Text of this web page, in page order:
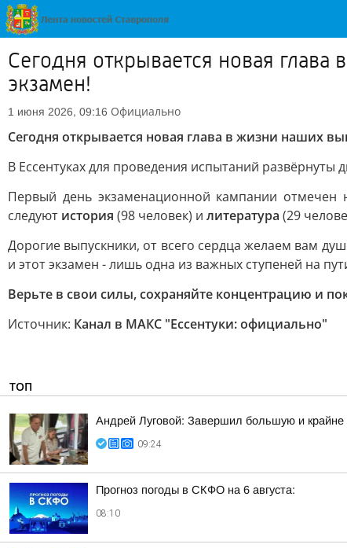
Сегодня открывается новая
экзамен!
1 июня 2026, 09:16 Официально
Сегодня открывается новая глава в жизни наших
В Ессентуках для проведения испытаний
Первый день экзаменационной кампании
следуют история (98 человек) и литература (29
Дорогие выпускники, от всего сердца желаем вам
и этот экзамен - лишь одна из важных ступеней на
Верьте в свои силы, сохраняйте концентрацию и
Источник: Канал в МАКС "Ессентуки: официально"
ТОП
Андрей Луговой: Завершил большую и крайне
09:24
Прогноз погоды в СКФО на 6 августа:
08:10